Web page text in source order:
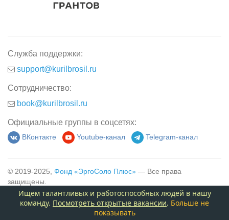
Служба поддержки:
support@kurilbrosil.ru
Сотрудничество:
book@kurilbrosil.ru
Официальные группы в соцсетях:
ВКонтакте Youtube-канал Telegram-канал
© 2019-2025, Фонд «ЭргоСоло Плюс» — Все права
защищены.
Ищем талантливых и работоспособных людей в нашу
команду. Посмотреть открытые вакансии. Больше не
показывать